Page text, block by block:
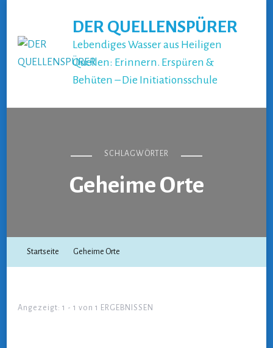
DER QUELLENSPÜRER
Lebendiges Wasser aus Heiligen
Quellen: Erinnern. Erspüren &
Behüten – Die Initiationsschule
SCHLAGWÖRTER
Geheime Orte
Startseite Geheime Orte
Angezeigt: 1 - 1 von 1 ERGEBNISSEN